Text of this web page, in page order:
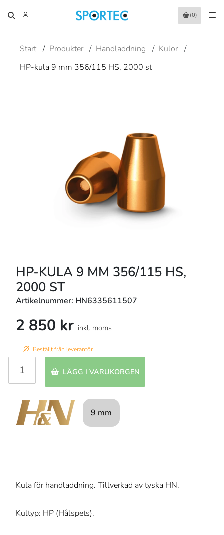
(0)
Start / Produkter / Handladdning / Kulor /
HP-kula 9 mm 356/115 HS, 2000 st
HP-KULA 9 MM 356/115 HS,
2000 ST
Artikelnummer: HN6335611507
2 850 kr inkl. moms
Beställt från leverantör
LÄGG I VARUKORGEN
9 mm
Kula för handladdning. Tillverkad av tyska HN.
Kultyp: HP (Hålspets).